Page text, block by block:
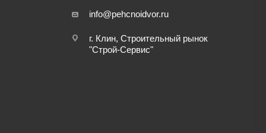
info@pehcnoidvor.ru
г. Клин, Строительный рынок
"Строй-Сервис"